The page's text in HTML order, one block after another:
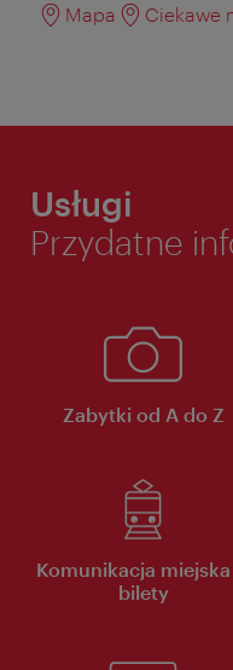
Mapa
Ciekawe
Usługi
Przydatne
Zabytki od A do Z
Komunikacja
bilety